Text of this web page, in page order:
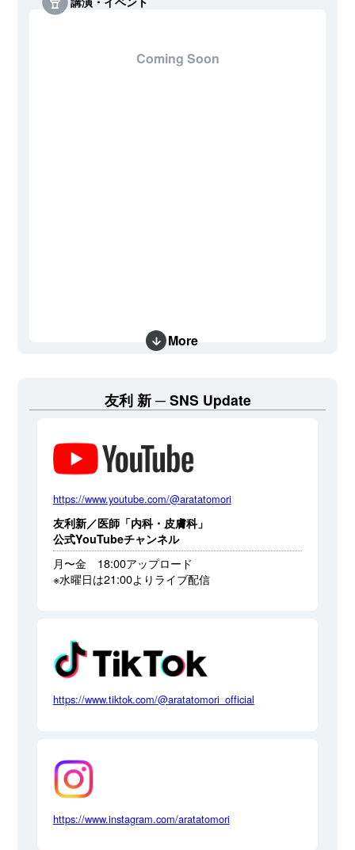
Coming Soon
More
友利 新 SNS Update
https://www.youtube.com/@aratatomori
友利新／医師「内科・皮膚科」
公式YouTubeチャンネル
月〜金 18:00アップロード
※水曜日は21:00よりライブ配信
https://www.tiktok.com/@aratatomori_official
https://www.instagram.com/aratatomori